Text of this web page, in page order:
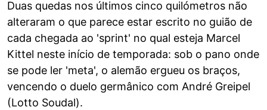
Duas quedas nos últimos cinco quilómetros não
alteraram o que parece estar escrito no guião de
cada chegada ao 'sprint' no qual esteja Marcel
Kittel neste início de temporada: sob o pano onde
se pode ler 'meta', o alemão ergueu os braços,
vencendo o duelo germânico com André Greipel
(Lotto Soudal).